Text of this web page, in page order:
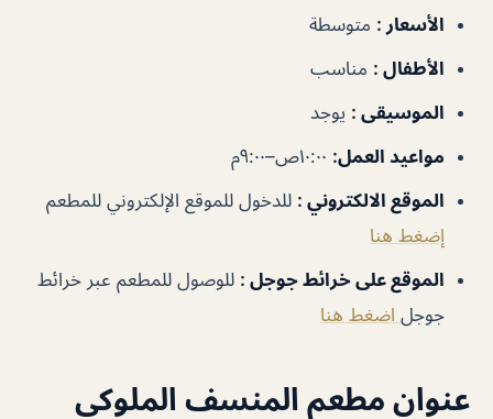
الأسعار : متوسطة
الأطفال : مناسب
الموسيقى : يوجد
مواعيد العمل:
الموقع الالكتروني : للدخول للموقع الإلكتروني للمطعم
إضغط هنا
الموقع على خرائط جوجل : للوصول للمطعم عبر خرائط
جوجل اضغط هنا
عنوان مطعم المنسف الملوكي